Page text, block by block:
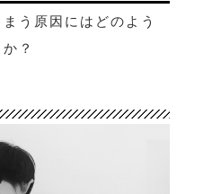
う原因にはどのよう
？